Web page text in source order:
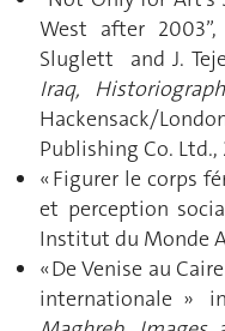
West after
Sluglett and J.
Iraq,
Hackensack/
Publishing Co. Ltd.,
« Figurer le corps
et perception
Institut du Monde
« De Venise au
internationale »